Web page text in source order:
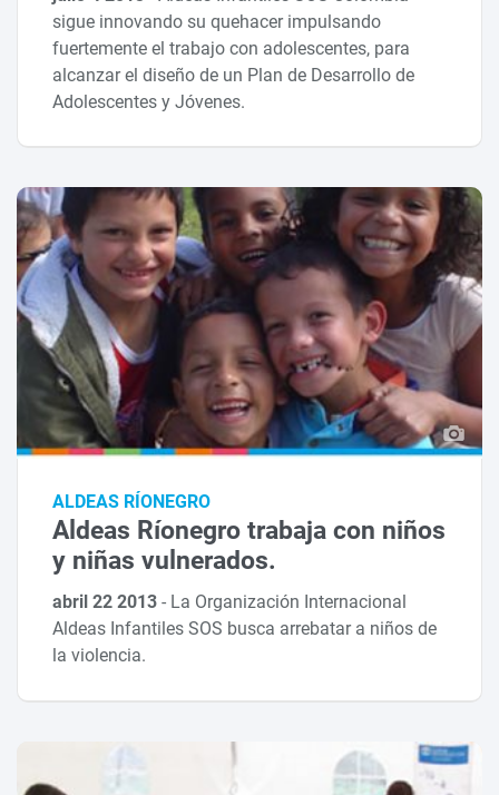
sigue innovando su quehacer impulsando
fuertemente el trabajo con adolescentes, para
alcanzar el diseño de un Plan de Desarrollo de
Adolescentes y Jóvenes.
ALDEAS RÍONEGRO
Aldeas Ríonegro trabaja con niños
y niñas vulnerados.
abril 22 2013- La Organización Internacional
Aldeas Infantiles SOS busca arrebatar a niños de
la violencia.